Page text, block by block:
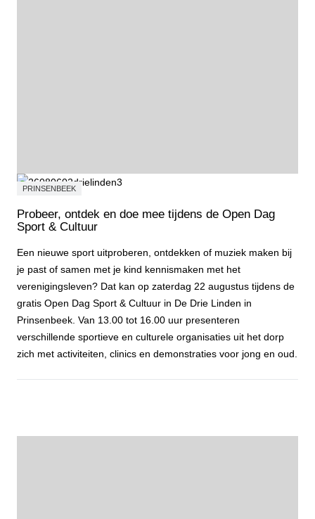
PRINSENBEEK
Probeer, ontdek en doe mee tijdens de Open Dag
Sport & Cultuur
Een nieuwe sport uitproberen, ontdekken of muziek maken bij
je past of samen met je kind kennismaken met het
verenigingsleven? Dat kan op zaterdag 22 augustus tijdens de
gratis Open Dag Sport & Cultuur in De Drie Linden in
Prinsenbeek. Van 13.00 tot 16.00 uur presenteren
verschillende sportieve en culturele organisaties uit het dorp
zich met activiteiten, clinics en demonstraties voor jong en oud.